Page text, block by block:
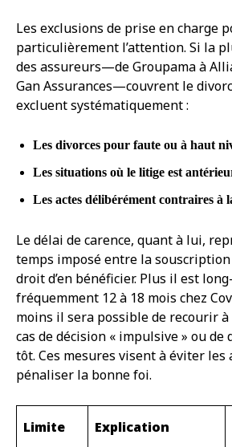
Les exclusions de prise en charge
particulièrement l’attention. Si la
des assureurs—de Groupama à
Gan Assurances—couvrent le
excluent systématiquement :
Les divorces pour faute ou à haut
Les situations où le litige est
Les actes délibérément contraires à
Le délai de carence, quant à lui,
temps imposé entre la
droit d’en bénéficier. Plus il est
fréquemment 12 à 18 mois chez
moins il sera possible de recourir
cas de décision « impulsive » ou
tôt. Ces mesures visent à éviter
pénaliser la bonne foi.
Limite Explication